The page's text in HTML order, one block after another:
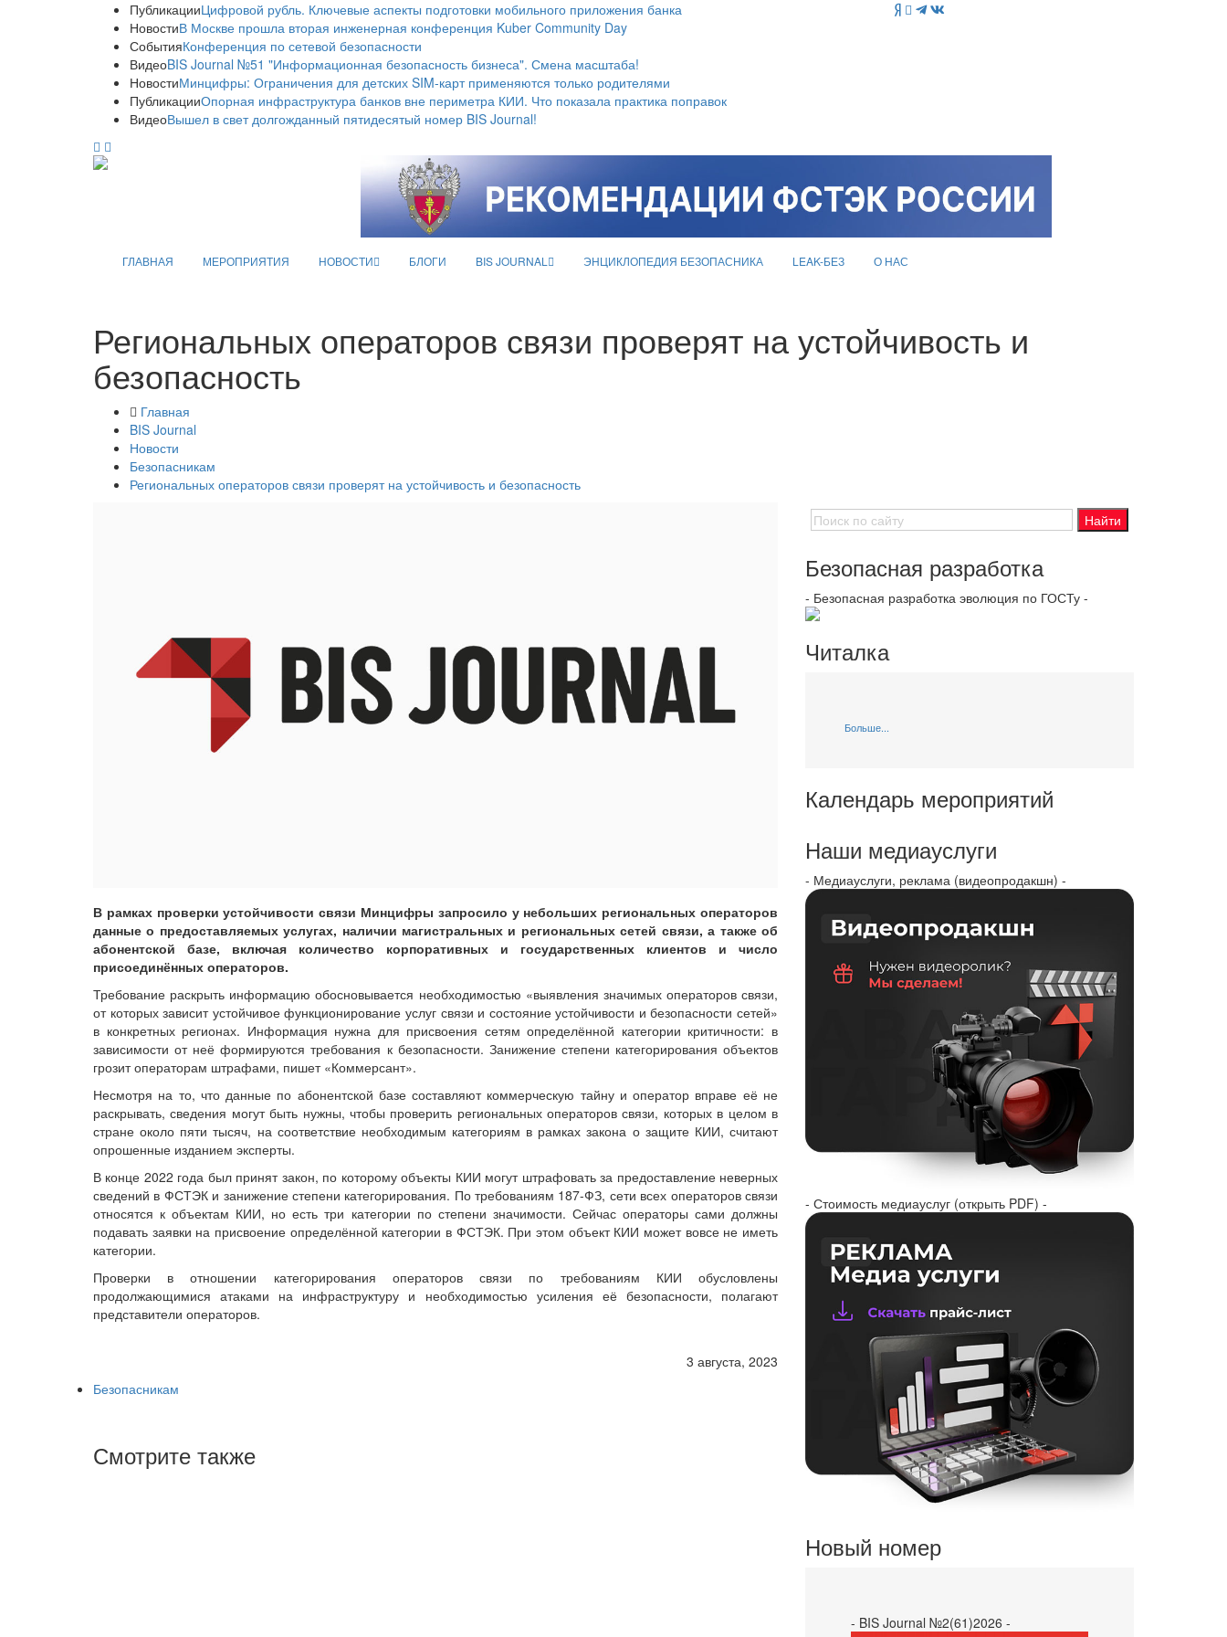
ПубликацииЦифровой рубль. Ключевые аспекты подготовки мобильного приложения банка
НовостиВ Москве прошла вторая инженерная конференция Kuber Community Day
СобытияКонференция по сетевой безопасности
ВидеоBIS Journal №51 "Информационная безопасность бизнеса". Смена масштаба!
НовостиМинцифры: Ограничения для детских SIM-карт применяются только родителями
ПубликацииОпорная инфраструктура банков вне периметра КИИ. Что показала практика поправок
ВидеоВышел в свет долгожданный пятидесятый номер BIS Journal!
ГЛАВНАЯ МЕРОПРИЯТИЯ НОВОСТИ БЛОГИ BIS JOURNAL ЭНЦИКЛОПЕДИЯ БЕЗОПАСНИКА LEAK-БЕЗ О НАС
Региональных операторов связи проверят на устойчивость и
безопасность
Главная
BIS Journal
Новости
Безопасникам
Региональных операторов связи проверят на устойчивость и безопасность
В рамках проверки устойчивости связи Минцифры запросило у небольших региональных операторов
данные о предоставляемых услугах, наличии магистральных и региональных сетей связи, а также об
абонентской базе, включая количество корпоративных и государственных клиентов и число
присоединённых операторов.
Требование раскрыть информацию обосновывается необходимостью «выявления значимых операторов связи,
от которых зависит устойчивое функционирование услуг связи и состояние устойчивости и безопасности сетей»
в конкретных регионах. Информация нужна для присвоения сетям определённой категории критичности: в
зависимости от неё формируются требования к безопасности. Занижение степени категорирования объектов
грозит операторам штрафами, пишет «Коммерсант».
Несмотря на то, что данные по абонентской базе составляют коммерческую тайну и оператор вправе её не
раскрывать, сведения могут быть нужны, чтобы проверить региональных операторов связи, которых в целом в
стране около пяти тысяч, на соответствие необходимым категориям в рамках закона о защите КИИ, считают
опрошенные изданием эксперты.
В конце 2022 года был принят закон, по которому объекты КИИ могут штрафовать за предоставление неверных
сведений в ФСТЭК и занижение степени категорирования. По требованиям 187-ФЗ, сети всех операторов связи
относятся к объектам КИИ, но есть три категории по степени значимости. Сейчас операторы сами должны
подавать заявки на присвоение определённой категории в ФСТЭК. При этом объект КИИ может вовсе не иметь
категории.
Проверки в отношении категорирования операторов связи по требованиям КИИ обусловлены
продолжающимися атаками на инфраструктуру и необходимостью усиления её безопасности, полагают
представители операторов.
3 августа, 2023
Безопасникам
Смотрите также
Безопасная разработка
- Безопасная разработка эволюция по ГОСТу -
Читалка
Больше...
Календарь мероприятий
Наши медиауслуги
- Медиауслуги, реклама (видеопродакшн) -
- Стоимость медиауслуг (открыть PDF) -
Новый номер
- BIS Journal №2(61)2026 -